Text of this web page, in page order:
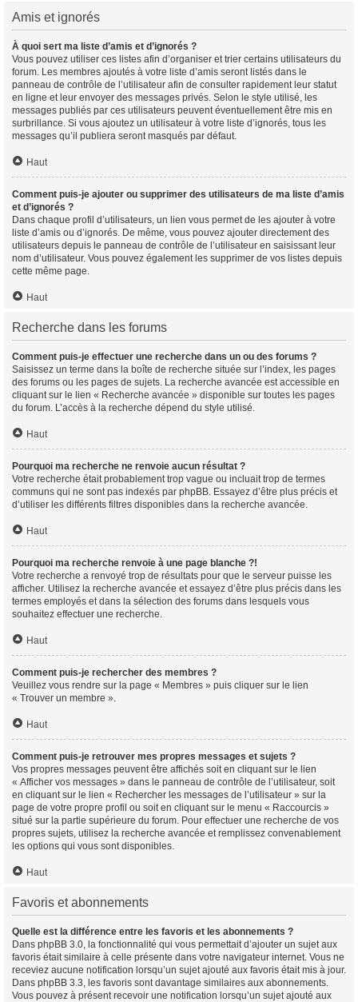
Amis et ignorés
À quoi sert ma liste d’amis et d’ignorés ?
Vous pouvez utiliser ces listes afin d’organiser et trier certains utilisateurs du
forum. Les membres ajoutés à votre liste d’amis seront listés dans le
panneau de contrôle de l’utilisateur afin de consulter rapidement leur statut
en ligne et leur envoyer des messages privés. Selon le style utilisé, les
messages publiés par ces utilisateurs peuvent éventuellement être mis en
surbrillance. Si vous ajoutez un utilisateur à votre liste d’ignorés, tous les
messages qu’il publiera seront masqués par défaut.
Haut
Comment puis-je ajouter ou supprimer des utilisateurs de ma liste d’amis
et d’ignorés ?
Dans chaque profil d’utilisateurs, un lien vous permet de les ajouter à votre
liste d’amis ou d’ignorés. De même, vous pouvez ajouter directement des
utilisateurs depuis le panneau de contrôle de l’utilisateur en saisissant leur
nom d’utilisateur. Vous pouvez également les supprimer de vos listes depuis
cette même page.
Haut
Recherche dans les forums
Comment puis-je effectuer une recherche dans un ou des forums ?
Saisissez un terme dans la boîte de recherche située sur l’index, les pages
des forums ou les pages de sujets. La recherche avancée est accessible en
cliquant sur le lien « Recherche avancée » disponible sur toutes les pages
du forum. L’accès à la recherche dépend du style utilisé.
Haut
Pourquoi ma recherche ne renvoie aucun résultat ?
Votre recherche était probablement trop vague ou incluait trop de termes
communs qui ne sont pas indexés par phpBB. Essayez d’être plus précis et
d’utiliser les différents filtres disponibles dans la recherche avancée.
Haut
Pourquoi ma recherche renvoie à une page blanche ?!
Votre recherche a renvoyé trop de résultats pour que le serveur puisse les
afficher. Utilisez la recherche avancée et essayez d’être plus précis dans les
termes employés et dans la sélection des forums dans lesquels vous
souhaitez effectuer une recherche.
Haut
Comment puis-je rechercher des membres ?
Veuillez vous rendre sur la page « Membres » puis cliquer sur le lien
« Trouver un membre ».
Haut
Comment puis-je retrouver mes propres messages et sujets ?
Vos propres messages peuvent être affichés soit en cliquant sur le lien
« Afficher vos messages » dans le panneau de contrôle de l’utilisateur, soit
en cliquant sur le lien « Rechercher les messages de l’utilisateur » sur la
page de votre propre profil ou soit en cliquant sur le menu « Raccourcis »
situé sur la partie supérieure du forum. Pour effectuer une recherche de vos
propres sujets, utilisez la recherche avancée et remplissez convenablement
les options qui vous sont disponibles.
Haut
Favoris et abonnements
Quelle est la différence entre les favoris et les abonnements ?
Dans phpBB 3.0, la fonctionnalité qui vous permettait d’ajouter un sujet aux
favoris était similaire à celle présente dans votre navigateur internet. Vous ne
receviez aucune notification lorsqu’un sujet ajouté aux favoris était mis à jour.
Dans phpBB 3.3, les favoris sont davantage similaires aux abonnements.
Vous pouvez à présent recevoir une notification lorsqu’un sujet ajouté aux